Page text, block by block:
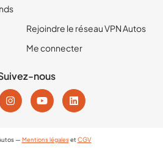
Rejoindre le réseau VPN Autos
Me connecter
nous
— Mentions légales et